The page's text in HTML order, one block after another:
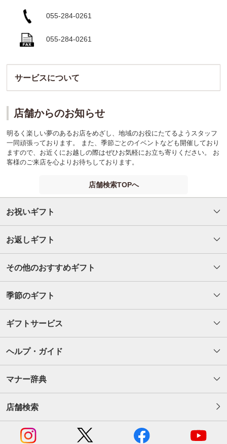
055-284-0261
055-284-0261
サービスについて
店舗からのお知らせ
明るく楽しい夢のあるお店をめざし、地域のお役にたてるようスタッフ
一同頑張っております。 また、季節ごとのイベントなども開催しており
ますので、お近くにお越しの際はぜひお気軽にお立ち寄りください。 お
客様のご来店を心よりお待ちしております。
店舗検索TOPへ
お祝いギフト
お返しギフト
その他のおすすめギフト
季節のギフト
ギフトサービス
ヘルプ・ガイド
マナー辞典
店舗検索